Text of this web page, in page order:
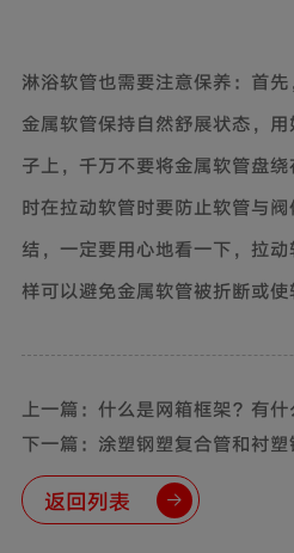
淋浴软管也需要注意保养：首
金属软管保持自然舒展状态，
子上，千万不要将金属软管盘
时在拉动软管时要防止软管与
结，一定要用心地看一下，拉
样可以避免金属软管被折断或使
上一篇：什么是网箱框架？有什
下一篇：涂塑钢塑复合管和衬塑
返回列表